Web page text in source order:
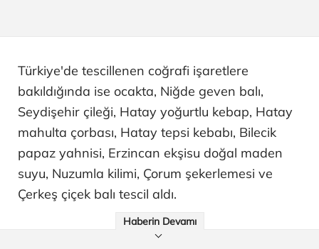
Türkiye'de tescillenen coğrafi işaretlere
bakıldığında ise ocakta, Niğde geven balı,
Seydişehir çileği, Hatay yoğurtlu kebap, Hatay
mahulta çorbası, Hatay tepsi kebabı, Bilecik
papaz yahnisi, Erzincan ekşisu doğal maden
suyu, Nuzumla kilimi, Çorum şekerlemesi ve
Çerkeş çiçek balı tescil aldı.
Haberin Devamı